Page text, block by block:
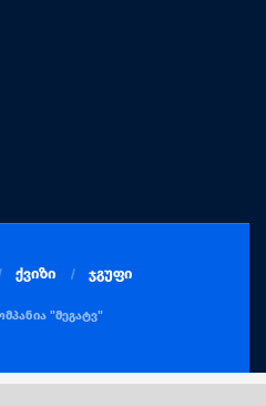
ქვიზი ჯგუფი
"მეგატვ"